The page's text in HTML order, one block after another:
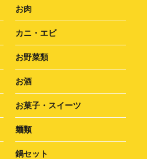
お肉
カニ・エビ
お野菜類
お酒
お菓子・スイーツ
麺類
鍋セット